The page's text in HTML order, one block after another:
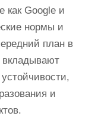
как Google и
нормы и
план в
вкладывают
и